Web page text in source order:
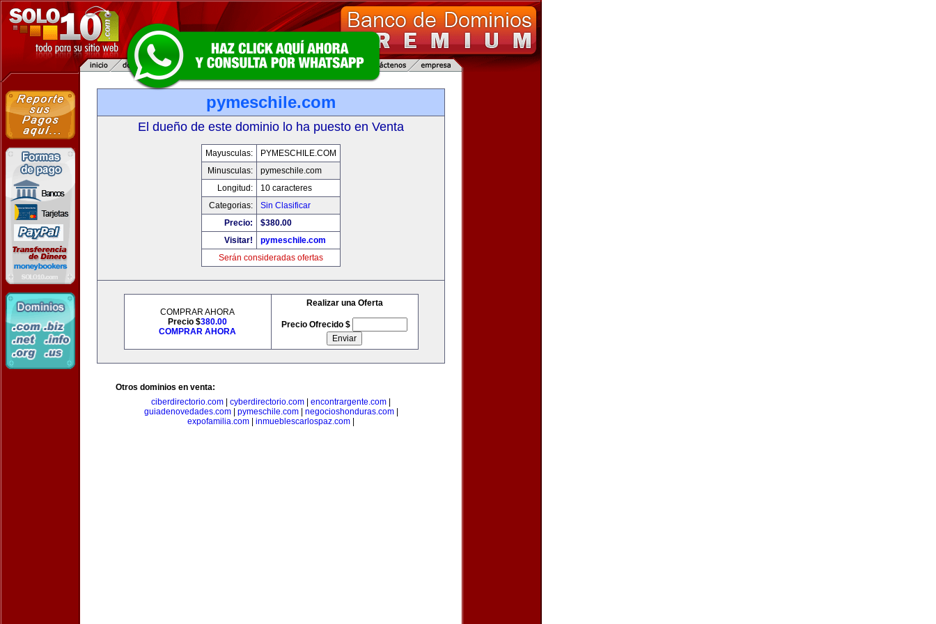
pymeschile.com
El dueño de este dominio lo ha puesto en Venta
Mayusculas:
PYMESCHILE.COM
Minusculas:
pymeschile.com
Longitud:
10 caracteres
Categorias:
Sin Clasificar
Precio:
$380.00
Visitar!
pymeschile.com
Serán consideradas ofertas
COMPRAR AHORA
Precio $380.00
COMPRAR AHORA
Realizar una Oferta
Precio Ofrecido $
Otros dominios en venta:
ciberdirectorio.com
cyberdirectorio.com encontrargente.com
guiadenovedades.com| pymeschile.com| negocioshonduras.com|
expofamilia.com
inmueblescarlospaz.com